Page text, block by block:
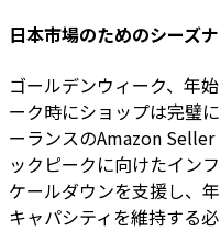
日本市場のためのシーズ
ゴールデンウィーク、年
ーク時にショップは完璧
ーランスのAmazon
ックピークに向けたイン
ケールダウンを支援し、
キャパシティを維持する